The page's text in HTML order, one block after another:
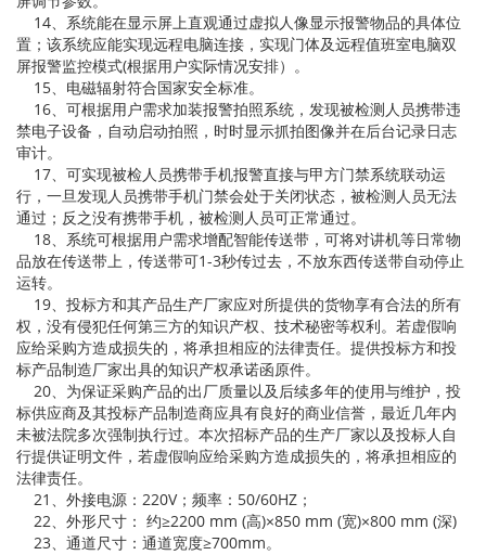
14、系统能在显示屏上直观通过虚拟人像显示报警物品的具体位
置；该系统应能实现远程电脑连接，实现门体及远程值班室电脑双
屏报警监控模式(根据用户实际情况安排）。
15、电磁辐射符合国家安全标准。
16、可根据用户需求加装报警拍照系统，发现被检测人员携带违
禁电子设备，自动启动拍照，时时显示抓拍图像并在后台记录日志
审计。
17、可实现被检人员携带手机报警直接与甲方门禁系统联动运
行，一旦发现人员携带手机门禁会处于关闭状态，被检测人员无法
通过；反之没有携带手机，被检测人员可正常通过。
18、系统可根据用户需求增配智能传送带，可将对讲机等日常物
品放在传送带上，传送带可1-3秒传过去，不放东西传送带自动停止
运转。
19、投标方和其产品生产厂家应对所提供的货物享有合法的所有
权，没有侵犯任何第三方的知识产权、技术秘密等权利。若虚假响
应给采购方造成损失的，将承担相应的法律责任。提供投标方和投
标产品制造厂家出具的知识产权承诺函原件。
20、为保证采购产品的出厂质量以及后续多年的使用与维护，投
标供应商及其投标产品制造商应具有良好的商业信誉，最近几年内
未被法院多次强制执行过。本次招标产品的生产厂家以及投标人自
行提供证明文件，若虚假响应给采购方造成损失的，将承担相应的
法律责任。
21、外接电源：220V；频率：50/60HZ；
22、外形尺寸： 约≥2200 mm (高)×850 mm (宽)×800 mm (深)
23、通道尺寸：通道宽度≥700mm。